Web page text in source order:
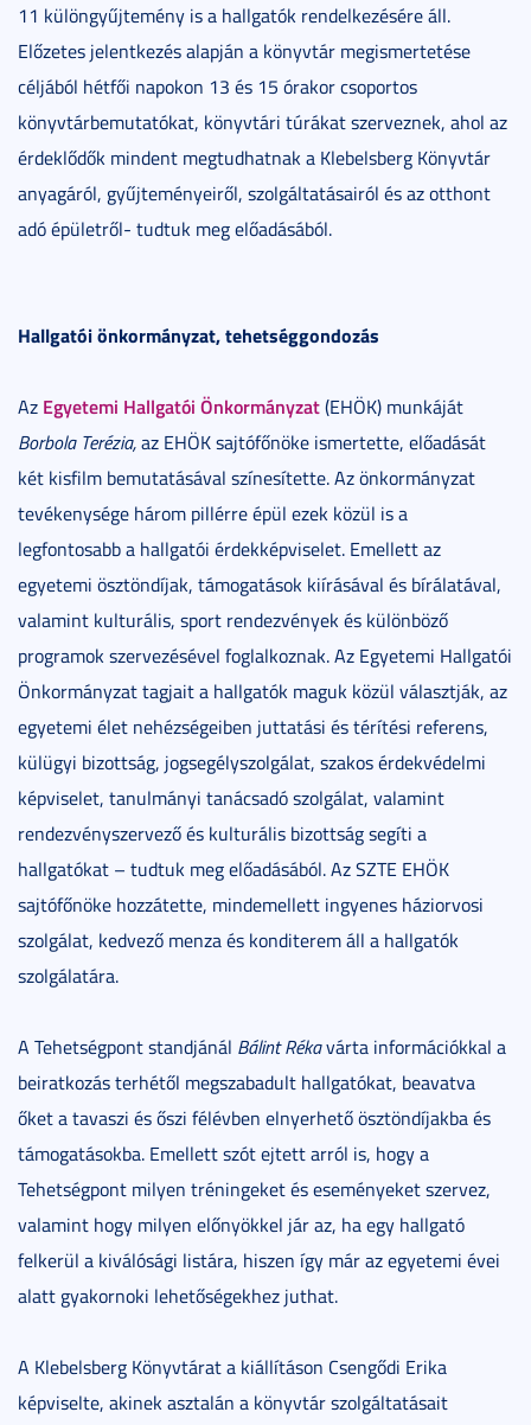
11 különgyűjtemény is a hallgatók rendelkezésére áll.
Előzetes jelentkezés alapján a könyvtár megismertetése
céljából hétfői napokon 13 és 15 órakor csoportos
könyvtárbemutatókat, könyvtári túrákat szerveznek, ahol az
érdeklődők mindent megtudhatnak a Klebelsberg Könyvtár
anyagáról, gyűjteményeiről, szolgáltatásairól és az otthont
adó épületről- tudtuk meg előadásából.
Hallgatói önkormányzat, tehetséggondozás
Az Egyetemi Hallgatói Önkormányzat(EHÖK) munkáját
Borbola Terézia,az EHÖK sajtófőnöke ismertette, előadását
két kisfilm bemutatásával színesítette. Az önkormányzat
tevékenysége három pillérre épül ezek közül is a
legfontosabb a hallgatói érdekképviselet. Emellett az
egyetemi ösztöndíjak, támogatások kiírásával és bírálatával,
valamint kulturális, sport rendezvények és különböző
programok szervezésével foglalkoznak. Az Egyetemi Hallgatói
Önkormányzat tagjait a hallgatók maguk közül választják, az
egyetemi élet nehézségeiben juttatási és térítési referens,
külügyi bizottság, jogsegélyszolgálat, szakos érdekvédelmi
képviselet, tanulmányi tanácsadó szolgálat, valamint
rendezvényszervező és kulturális bizottság segíti a
hallgatókat – tudtuk meg előadásából. Az SZTE EHÖK
sajtófőnöke hozzátette, mindemellett ingyenes háziorvosi
szolgálat, kedvező menza és konditerem áll a hallgatók
szolgálatára.
A Tehetségpont standjánál Bálint Rékavárta információkkal a
beiratkozás terhétől megszabadult hallgatókat, beavatva
őket a tavaszi és őszi félévben elnyerhető ösztöndíjakba és
támogatásokba. Emellett szót ejtett arról is, hogy a
Tehetségpont milyen tréningeket és eseményeket szervez,
valamint hogy milyen előnyökkel jár az, ha egy hallgató
felkerül a kiválósági listára, hiszen így már az egyetemi évei
alatt gyakornoki lehetőségekhez juthat.
A Klebelsberg Könyvtárat a kiállításon Csengődi Erika
képviselte, akinek asztalán a könyvtár szolgáltatásait